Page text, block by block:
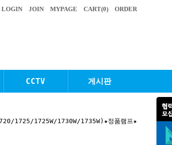
LOGIN JOIN MYPAGE CART(0) ORDER
CCTV 게시판
1725/1725W/1730W/1735W)★정품램프★